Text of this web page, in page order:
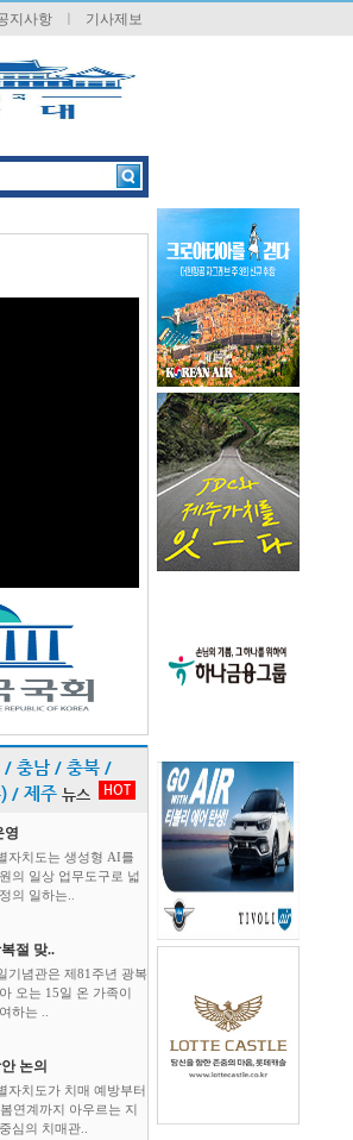
지사항 기사제보
/ 충남 / 충북 /
/ 제주 뉴스 HOT
영
자치도는 생성형 AI를
의 일상 업무도구로 넓
의 일하는..
절 맞..
기념관은 제81주년 광복
오는 15일 온 가족이
하는 ..
논의
자치도가 치매 예방부터
연계까지 아우르는 지
심의 치매관..